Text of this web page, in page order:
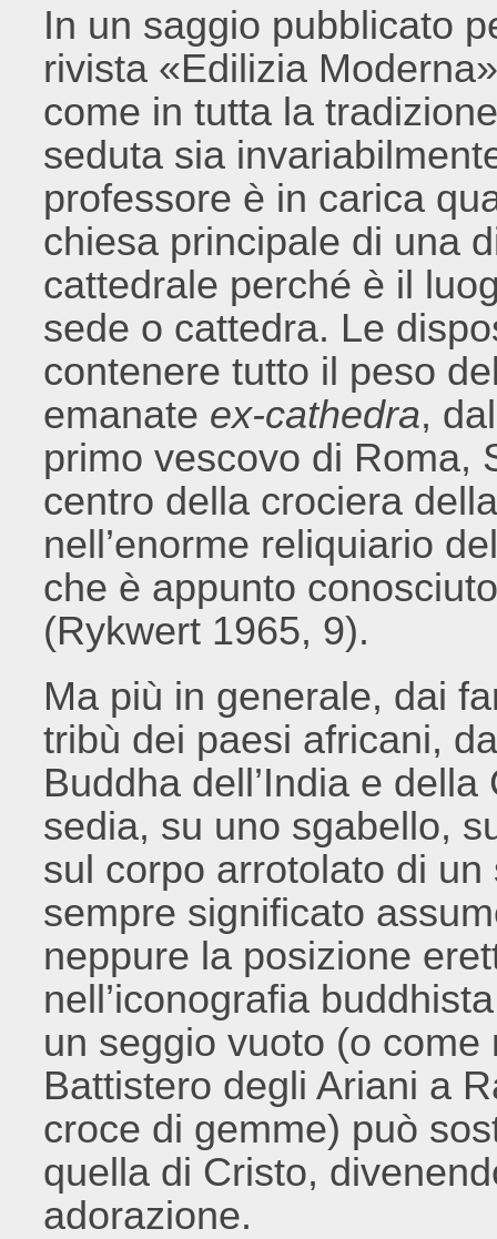
In un saggio pubblicato
rivista «Edilizia
come in tutta la
seduta sia
professore è in carica
chiesa principale di una
cattedrale perché è il
sede o cattedra. Le
contenere tutto il peso
emanate ex-cathedra,
primo vescovo di Roma,
centro della crociera
nell’enorme reliquiario
che è appunto
(Rykwert 1965, 9).
Ma più in generale, dai
tribù dei paesi africani,
Buddha dell’India e
sedia, su uno sgabello,
sul corpo arrotolato di
sempre significato
neppure la posizione
nell’iconografia
un seggio vuoto (o
Battistero degli Ariani a
croce di gemme) può
quella di Cristo,
adorazione.